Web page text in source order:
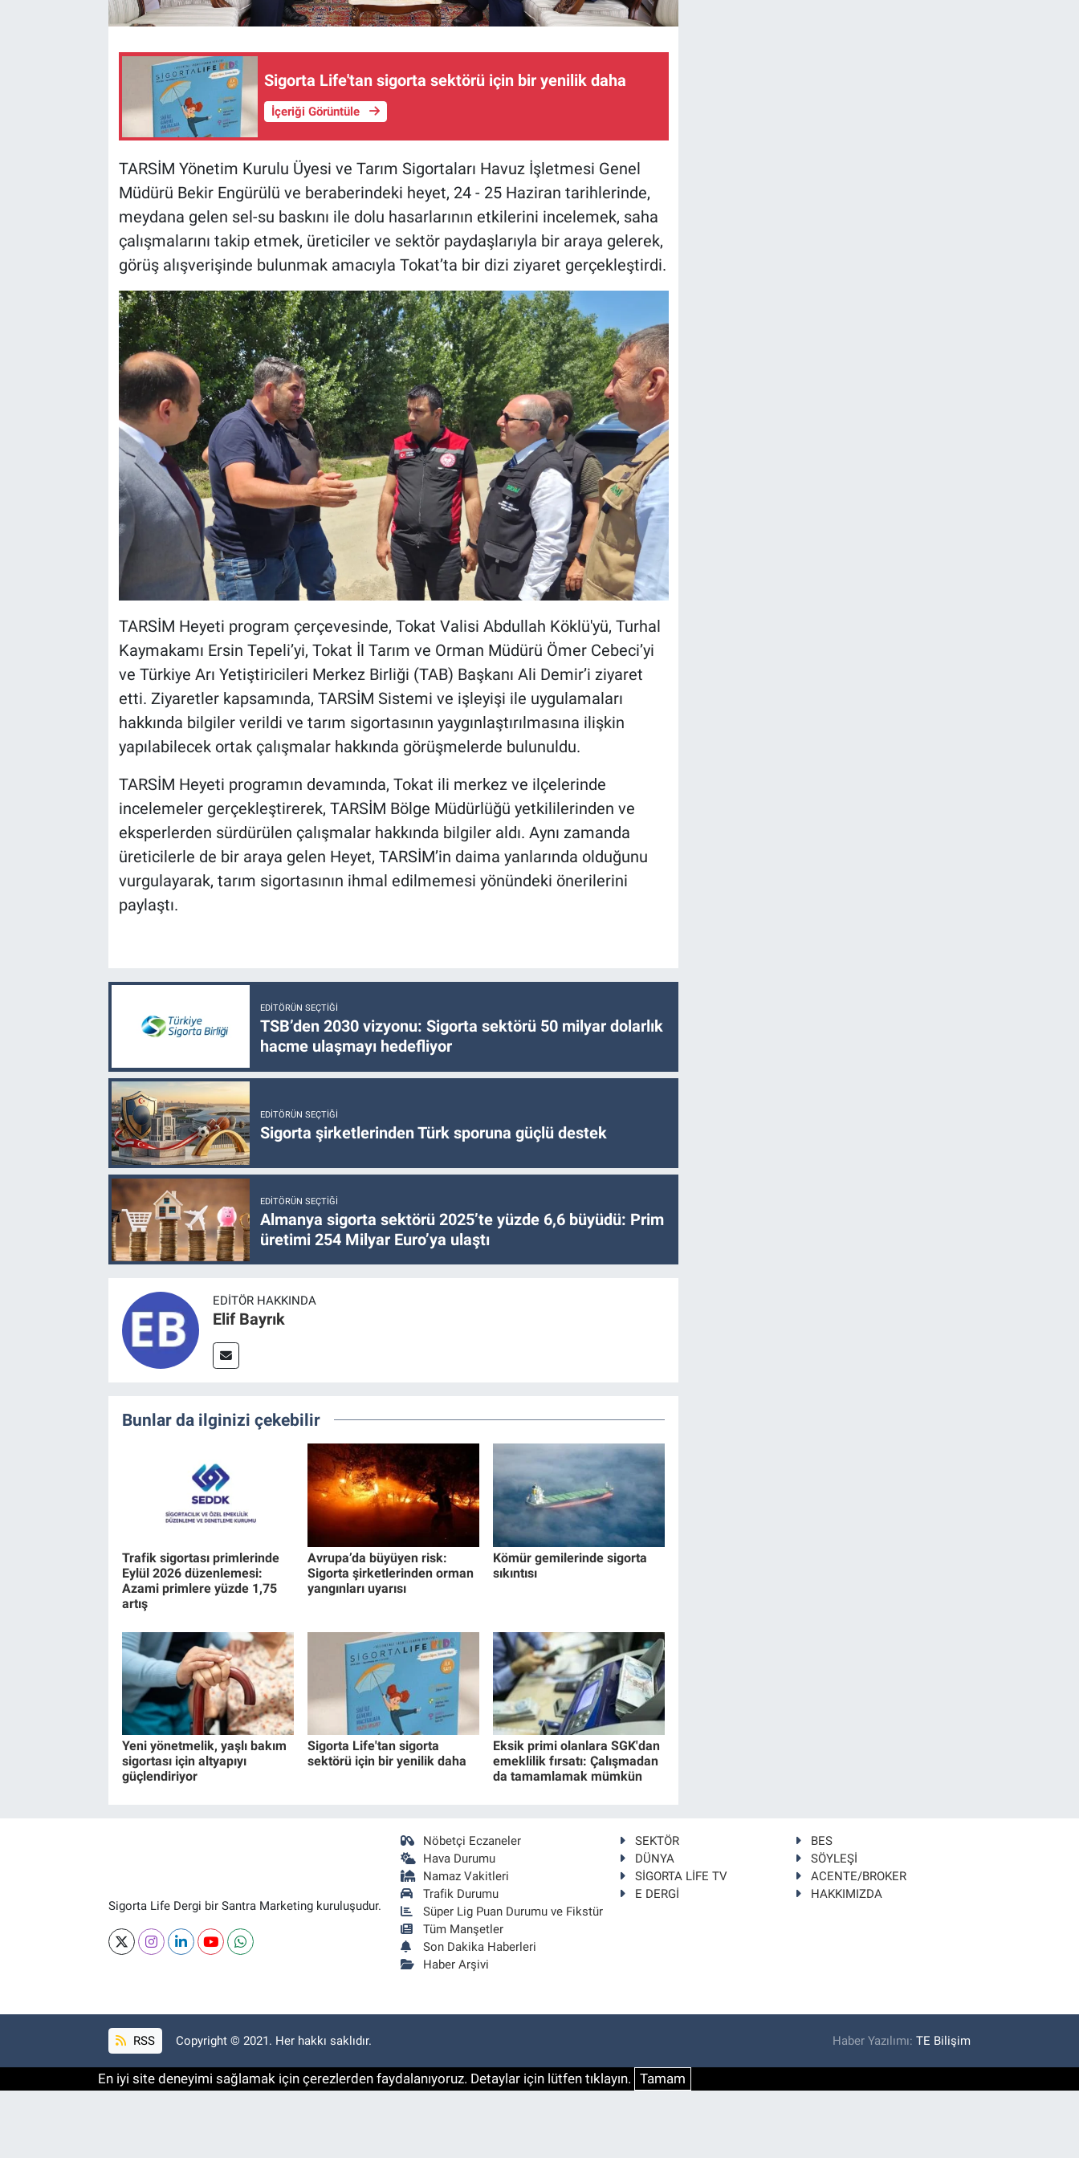
Sigorta Life'tan sigorta sektörü için bir yenilik daha
İçeriği Görüntüle
TARSİM Yönetim Kurulu Üyesi ve Tarım Sigortaları Havuz İşletmesi Genel
Müdürü Bekir Engürülü ve beraberindeki heyet, 24 - 25 Haziran tarihlerinde,
meydana gelen sel-su baskını ile dolu hasarlarının etkilerini incelemek, saha
çalışmalarını takip etmek, üreticiler ve sektör paydaşlarıyla bir araya gelerek,
görüş alışverişinde bulunmak amacıyla Tokat’ta bir dizi ziyaret gerçekleştirdi.
TARSİM Heyeti program çerçevesinde, Tokat Valisi Abdullah Köklü'yü, Turhal
Kaymakamı Ersin Tepeli’yi, Tokat İl Tarım ve Orman Müdürü Ömer Cebeci’yi
ve Türkiye Arı Yetiştiricileri Merkez Birliği (TAB) Başkanı Ali Demir’i ziyaret
etti. Ziyaretler kapsamında, TARSİM Sistemi ve işleyişi ile uygulamaları
hakkında bilgiler verildi ve tarım sigortasının yaygınlaştırılmasına ilişkin
yapılabilecek ortak çalışmalar hakkında görüşmelerde bulunuldu.
TARSİM Heyeti programın devamında, Tokat ili merkez ve ilçelerinde
incelemeler gerçekleştirerek, TARSİM Bölge Müdürlüğü yetkililerinden ve
eksperlerden sürdürülen çalışmalar hakkında bilgiler aldı. Aynı zamanda
üreticilerle de bir araya gelen Heyet, TARSİM’in daima yanlarında olduğunu
vurgulayarak, tarım sigortasının ihmal edilmemesi yönündeki önerilerini
paylaştı.
EDITÖRÜN SEÇTIĞI
TSB’den 2030 vizyonu: Sigorta sektörü 50 milyar dolarlık
hacme ulaşmayı hedefliyor
EDITÖRÜN SEÇTIĞI
Sigorta şirketlerinden Türk sporuna güçlü destek
EDITÖRÜN SEÇTIĞI
Almanya sigorta sektörü 2025’te yüzde 6,6 büyüdü: Prim
üretimi 254 Milyar Euro’ya ulaştı
EDITÖR HAKKINDA
Elif Bayrık
Bunlar da ilginizi çekebilir
Trafik sigortası primlerinde
Eylül 2026 düzenlemesi:
Azami primlere yüzde 1,75
artış
Avrupa’da büyüyen risk:
Sigorta şirketlerinden orman
yangınları uyarısı
Kömür gemilerinde sigorta
sıkıntısı
Yeni yönetmelik, yaşlı bakım
sigortası için altyapıyı
güçlendiriyor
Sigorta Life'tan sigorta
sektörü için bir yenilik daha
Eksik primi olanlara SGK'dan
emeklilik fırsatı: Çalışmadan
da tamamlamak mümkün
Sigorta Life Dergi bir Santra Marketing kuruluşudur.
Nöbetçi Eczaneler
Hava Durumu
Namaz Vakitleri
Trafik Durumu
Süper Lig Puan Durumu ve Fikstür
Tüm Manşetler
Son Dakika Haberleri
Haber Arşivi
SEKTÖR
BES
DÜNYA
SÖYLEŞİ
SİGORTA LİFE TV
ACENTE/BROKER
E DERGİ
HAKKIMIZDA
RSS Copyright © 2021. Her hakkı saklıdır. Haber Yazılımı:TE Bilişim
En iyi site deneyimi sağlamak için çerezlerden faydalanıyoruz. Detaylar için lütfen tıklayın. Tamam